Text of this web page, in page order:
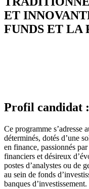
ET
FUNDS ET LA
Profil candidat :
Ce programme s’adresse
déterminés, dotés d’une
en finance, passionnés
financiers et désireux
postes d’analystes ou de
au sein de fonds
banques d’investissement.